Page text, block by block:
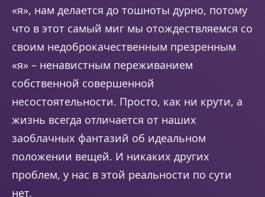
«я», нам делается до тошноты дурно, потому
что в этот самый миг мы отождествляемся со
своим недоброкачественным презренным
«я» – ненавистным переживанием
собственной совершенной
несостоятельности. Просто, как ни крути, а
жизнь всегда отличается от наших
заоблачных фантазий об идеальном
положении вещей. И никаких других
проблем, у нас в этой реальности по сути
нет.